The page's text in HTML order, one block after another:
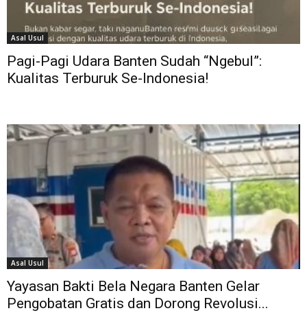
Asal Usul
Pagi-Pagi Udara Banten Sudah “Ngebul”:
Kualitas Terburuk Se-Indonesia!
Asal Usul
Yayasan Bakti Bela Negara Banten Gelar
Pengobatan Gratis dan Dorong Revolusi...